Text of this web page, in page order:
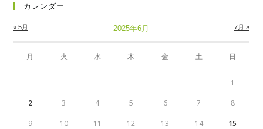
カレンダー
2025年6月
月 火 水 木 金 土 日
« 5月 7月 »
1
2 3 4 5 6 7 8
9 10 11 12 13 14 15